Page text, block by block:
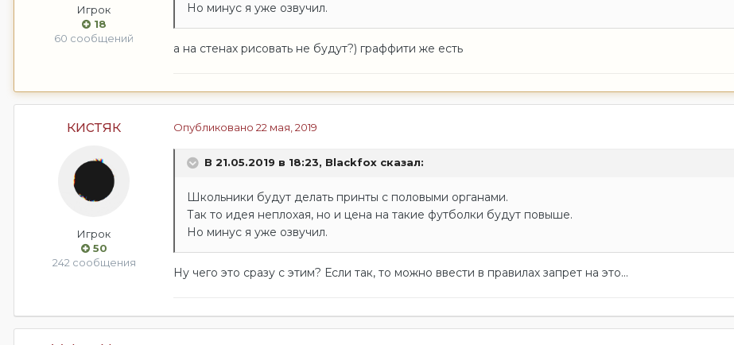
Игрок
18
60 сообщений
Но минус я уже озвучил.
а на стенах рисовать не будут?) граффити же есть
кистяк
Игрок
50
242 сообщения
Опубликовано 22 мая, 2019
В 21.05.2019 в 18:23, Blackfox сказал:
Школьники будут делать принты с половыми органами.
Так то идея неплохая, но и цена на такие футболки будут повыше.
Но минус я уже озвучил.
Ну чего это сразу с этим? Если так, то можно ввести в правилах запрет на это...